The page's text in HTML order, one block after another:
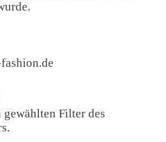
gewählten Filter des